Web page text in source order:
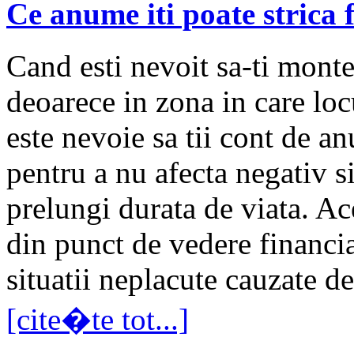
Ce anume iti poate strica
Cand esti nevoit sa-ti
deoarece in zona in care
este nevoie sa tii cont de
pentru a nu afecta negativ
prelungi durata de viata.
din punct de vedere
situatii neplacute cauzate
[cite�te tot...]